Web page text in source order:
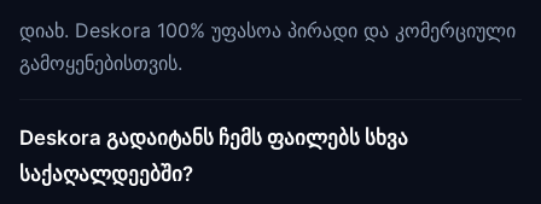
დიახ. Deskora 100% უფასოა პირადი და კომერციული
გამოყენებისთვის.
Deskora გადაიტანს ჩემს ფაილებს სხვა
საქაღალდეებში?